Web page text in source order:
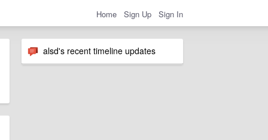
Home Sign Up Sign In
alsd's recent timeline updates